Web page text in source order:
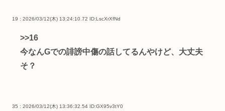
19 : 2026/03/12(木) 13:24:10.72 ID:LscXrXfNd
>>16
今なんGでの誹謗中傷の話してるんやけど、大丈夫
そ？
35 : 2026/03/12(木) 13:36:32.54 ID:GX95v3tY0